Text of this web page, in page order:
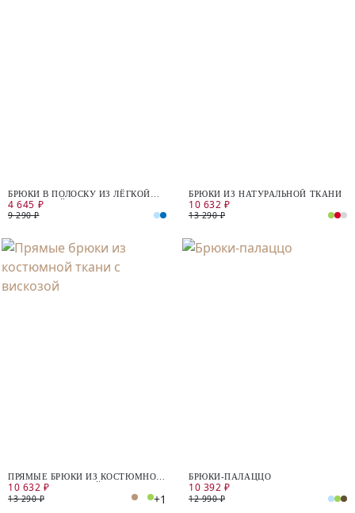
БРЮКИ В ПОЛОСКУ ИЗ ЛЁГКОЙ
ХЛОПКОВОЙ ТКАНИ
4 645 ₽
9 290 ₽
БРЮКИ ИЗ НАТУРАЛЬНОЙ ТКАНИ
10 632 ₽
13 290 ₽
ПРЯМЫЕ БРЮКИ ИЗ КОСТЮМНОЙ
ТКАНИ С ВИСКОЗОЙ
10 632 ₽
13 290 ₽ +1
БРЮКИ-ПАЛАЦЦО
10 392 ₽
12 990 ₽